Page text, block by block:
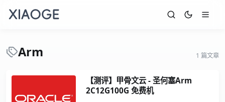
Arm 1 篇文章
【测评】甲骨文云 - 圣何塞Arm
2C12G100G 免费机